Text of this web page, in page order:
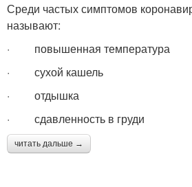
Среди частых симптомов
называют:
· повышенная температура
· сухой кашель
· отдышка
· сдавленность в груди
читать дальше →